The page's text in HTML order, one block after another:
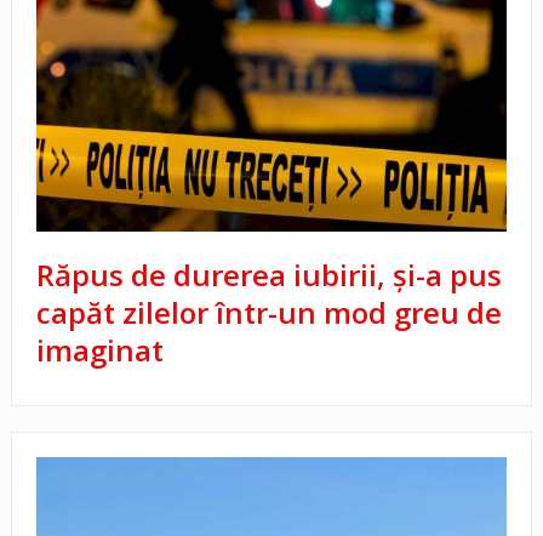
Răpus de durerea iubirii, și-a pus
capăt zilelor într-un mod greu de
imaginat